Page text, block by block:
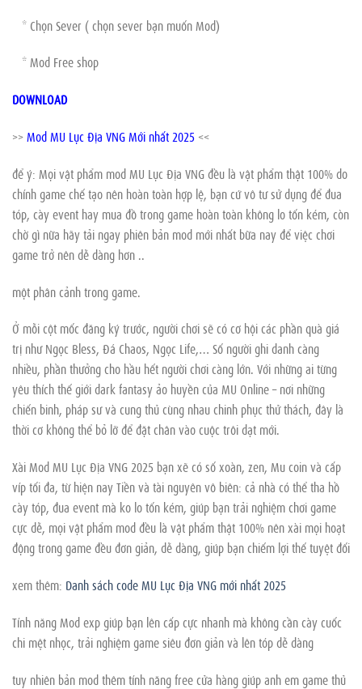
* Chọn Sever ( chọn sever bạn muốn Mod)
* Mod Free shop
DOWNLOAD
>>Mod MU Lục Địa VNG Mới nhất 2025 <<
để ý: Mọi vật phẩm mod MU Lục Địa VNG đều là vật phẩm thật 100% do
chính game chế tạo nên hoàn toàn hợp lệ, bạn cứ vô tư sử dụng để đua
tóp, cày event hay mua đồ trong game hoàn toàn không lo tốn kém, còn
chờ gì nữa hãy tải ngay phiên bản mod mới nhất bữa nay để việc chơi
game trở nên dễ dàng hơn ..
một phân cảnh trong game.
Ở mỗi cột mốc đăng ký trước, người chơi sẽ có cơ hội các phần quà giá
trị như Ngọc Bless, Đá Chaos, Ngọc Life,… Số người ghi danh càng
nhiều, phần thưởng cho hầu hết người chơi càng lớn. Với những ai từng
yêu thích thế giới dark fantasy ảo huyền của MU Online – nơi những
chiến binh, pháp sư và cung thủ cùng nhau chinh phục thử thách, đây là
thời cơ không thể bỏ lỡ để đặt chân vào cuộc trôi dạt mới.
Xài Mod MU Lục Địa VNG 2025 bạn xẽ có số xoàn, zen, Mu coin và cấp
víp tối đa, từ hiện nay Tiền và tài nguyên vô biên: cả nhà có thể tha hồ
cày tóp, đua event mà ko lo tốn kém, giúp bạn trải nghiệm chơi game
cực dễ, mọi vật phẩm mod đều là vật phẩm thật 100% nên xài mọi hoạt
động trong game đều đơn giản, dễ dàng, giúp bạn chiếm lợi thế tuyệt đối
xem thêm: Danh sách code MU Lục Địa VNG mới nhất 2025
Tính năng Mod exp giúp bạn lên cấp cực nhanh mà không cần cày cuốc
chi mệt nhọc, trải nghiệm game siêu đơn giản và lên tóp dễ dàng
tuy nhiên bản mod thêm tính năng free cửa hàng giúp anh em game thủ